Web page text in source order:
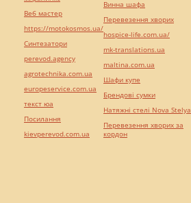
Веб мастер
https://motokosmos.ua/
Синтезатори
perevod.agency
agrotechnika.com.ua
europeservice.com.ua
текст юа
Посилання
kievperevod.com.ua
Винна шафа
Перевезення хворих
hospice-life.com.ua/
mk-translations.ua
maltina.com.ua
Шафи купе
Брендові сумки
Натяжні стелі Nova Stelya
Перевезення хворих за
кордон